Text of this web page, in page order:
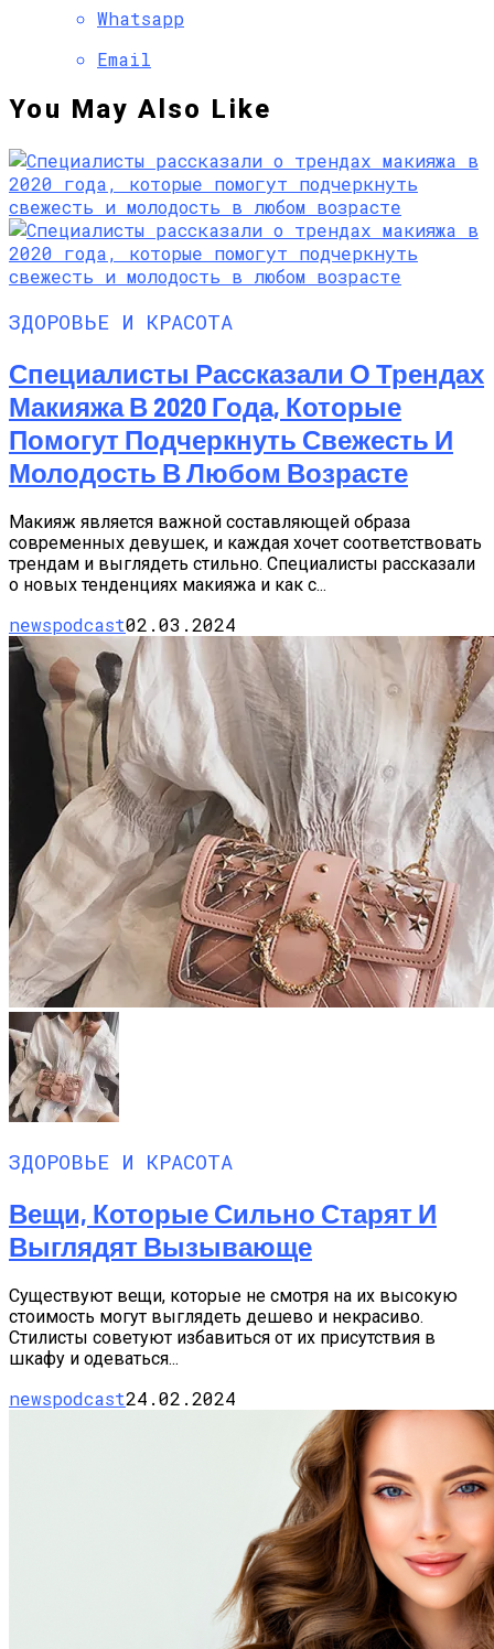
Whatsapp
Email
You May Also Like
ЗДОРОВЬЕ И КРАСОТА
Специалисты Рассказали О Трендах
Макияжа В 2020 Года, Которые
Помогут Подчеркнуть Свежесть И
Молодость В Любом Возрасте
Макияж является важной составляющей образа
современных девушек, и каждая хочет соответствовать
трендам и выглядеть стильно. Специалисты рассказали
о новых тенденциях макияжа и как с...
newspodcast02.03.2024
ЗДОРОВЬЕ И КРАСОТА
Вещи, Которые Сильно Старят И
Выглядят Вызывающе
Существуют вещи, которые не смотря на их высокую
стоимость могут выглядеть дешево и некрасиво.
Стилисты советуют избавиться от их присутствия в
шкафу и одеваться...
newspodcast24.02.2024